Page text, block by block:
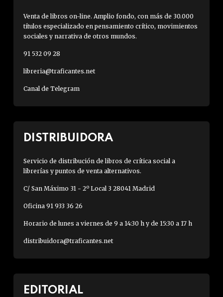
Venta de libros on-line. Amplio fondo, con más de 30.000
títulos especializado en pensamiento crítico, movimientos
sociales y narrativa de otros mundos.
91 532 09 28
libreria@traficantes.net
Canal de Telegram
DISTRIBUIDORA
Servicio de distribución de libros de crítica social a
librerías y puntos de venta alternativos.
C/ San Máximo 31 - 2º Local 3 28041 Madrid
Oficina 91 933 36 26
Horario de lunes a viernes de 9 a 14:30 h y de 15:30 a 17 h
distribuidora@traficantes.net
EDITORIAL